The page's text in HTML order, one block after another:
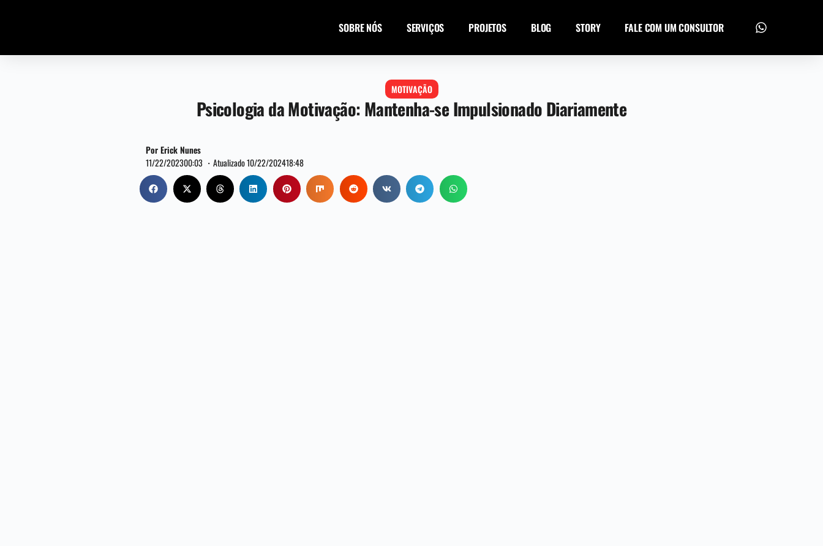
SOBRE NÓS SERVIÇOS PROJETOS BLOG STORY FALE COM UM CONSULTOR
MOTIVAÇÃO
Psicologia da Motivação: Mantenha-se Impulsionado Diariamente
Por Erick Nunes
11/22/202300:03 ・Atualizado 10/22/202418:48